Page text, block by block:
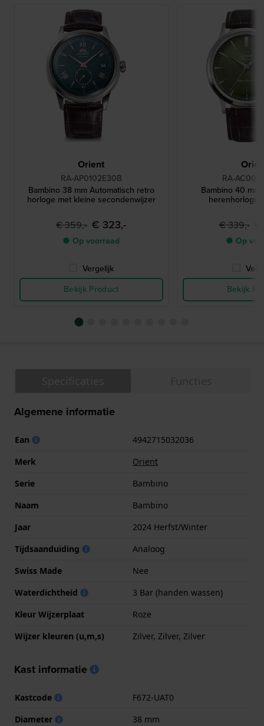
Orient
RA-AP0102E30B
Bambino 38 mm Automatisch retro
horloge met kleine secondenwijzer
€ 359,- € 323,-
● Op voorraad
Vergelijk
Bekijk Product
RA-
Bambino 40 mm
herenhorloge
€ 339,-
● Op
Bekijk
Algemene informatie
Ean
4942715032036
Merk
Orient
Serie
Bambino
Naam
Bambino
Jaar
2024 Herfst/Winter
Tijdsaanduiding
Analoog
Swiss Made
Nee
Waterdichtheid
3 Bar (handen wassen)
Kleur Wijzerplaat
Roze
Wijzer kleuren (u,m,s)
Zilver, Zilver, Zilver
Kast informatie
Kastcode
F672-UAT0
Diameter
38 mm